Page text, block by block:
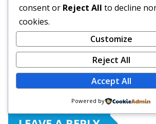
KRYPTOWÄHRUNGEN
Einführung in das
Dec 3, 2025
consent or Reject All to decline
cookies.
Customize
Reject All
Accept All
Powered by